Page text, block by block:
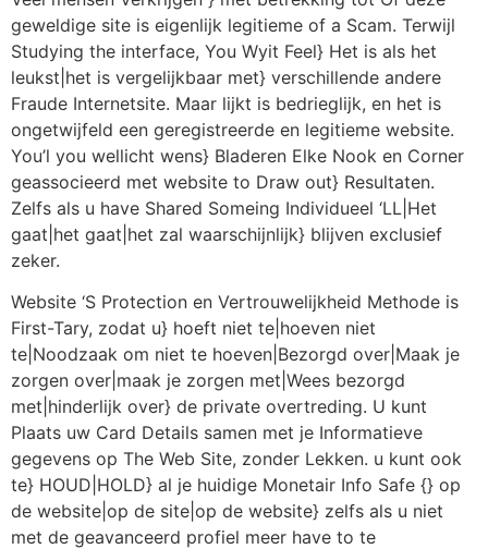
geweldige site is eigenlijk legitieme of a Scam. Terwijl
Studying the interface, You Wyit Feel} Het is als het
leukst|het is vergelijkbaar met} verschillende andere
Fraude Internetsite. Maar lijkt is bedrieglijk, en het is
ongetwijfeld een geregistreerde en legitieme website.
You’l you wellicht wens} Bladeren Elke Nook en Corner
geassocieerd met website to Draw out} Resultaten.
Zelfs als u have Shared Someing Individueel ‘LL|Het
gaat|het gaat|het zal waarschijnlijk} blijven exclusief
zeker.
Website ‘S Protection en Vertrouwelijkheid Methode is
First-Tary, zodat u} hoeft niet te|hoeven niet
te|Noodzaak om niet te hoeven|Bezorgd over|Maak je
zorgen over|maak je zorgen met|Wees bezorgd
met|hinderlijk over} de private overtreding. U kunt
Plaats uw Card Details samen met je Informatieve
gegevens op The Web Site, zonder Lekken. u kunt ook
te} HOUD|HOLD} al je huidige Monetair Info Safe {} op
de website|op de site|op de website} zelfs als u niet
met de geavanceerd profiel meer have to te